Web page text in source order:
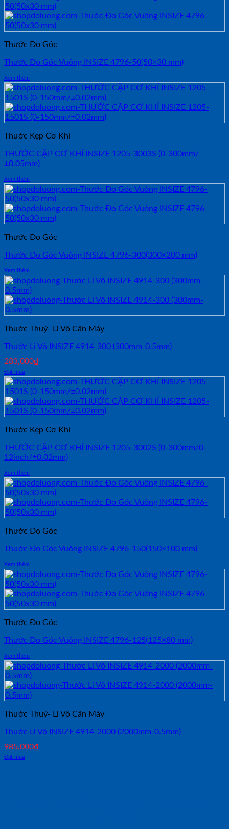
Thước Đo Góc
Thước Đo Góc Vuông INSIZE 4796-50(50×30 mm)
Xem thêm
Thước Kẹp Cơ Khí
THƯỚC CẶP CƠ KHÍ INSIZE 1205-3003S (0-300mm/
±0.05mm)
Xem thêm
Thước Đo Góc
Thước Đo Góc Vuông INSIZE 4796-300(300×200 mm)
Xem thêm
Thước Thuỷ- Li Vô Cân Máy
Thước Li Vô INSIZE 4914-300 (300mm-0.5mm)
283,000₫
Đặt mua
Thước Kẹp Cơ Khí
THƯỚC CẶP CƠ KHÍ INSIZE 1205-3002S (0-300mm/0-
12inch/±0.02mm)
Xem thêm
Thước Đo Góc
Thước Đo Góc Vuông INSIZE 4796-150(150×100 mm)
Xem thêm
Thước Đo Góc
Thước Đo Góc Vuông INSIZE 4796-125(125×80 mm)
Xem thêm
Thước Thuỷ- Li Vô Cân Máy
Thước Li Vô INSIZE 4914-2000 (2000mm-0.5mm)
985,000₫
Đặt mua